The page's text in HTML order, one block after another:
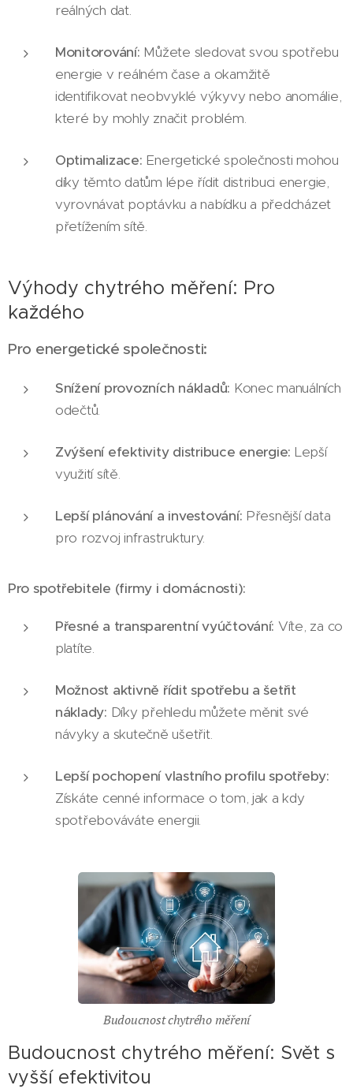
reálných dat.
Monitorování: Můžete sledovat svou spotřebu
energie v reálném čase a okamžitě
identifikovat neobvyklé výkyvy nebo anomálie,
které by mohly značit problém.
Optimalizace: Energetické společnosti mohou
díky těmto datům lépe řídit distribuci energie,
vyrovnávat poptávku a nabídku a předcházet
přetížením sítě.
Výhody chytrého měření: Pro
každého
Pro energetické společnosti:
Snížení provozních nákladů: Konec manuálních
odečtů.
Zvýšení efektivity distribuce energie: Lepší
využití sítě.
Lepší plánování a investování: Přesnější data
pro rozvoj infrastruktury.
Pro spotřebitele (firmy i domácnosti):
Přesné a transparentní vyúčtování: Víte, za co
platíte.
Možnost aktivně řídit spotřebu a šetřit
náklady: Díky přehledu můžete měnit své
návyky a skutečně ušetřit.
Lepší pochopení vlastního profilu spotřeby:
Získáte cenné informace o tom, jak a kdy
spotřebováváte energii.
Budoucnost chytrého měření
Budoucnost chytrého měření: Svět s
vyšší efektivitou